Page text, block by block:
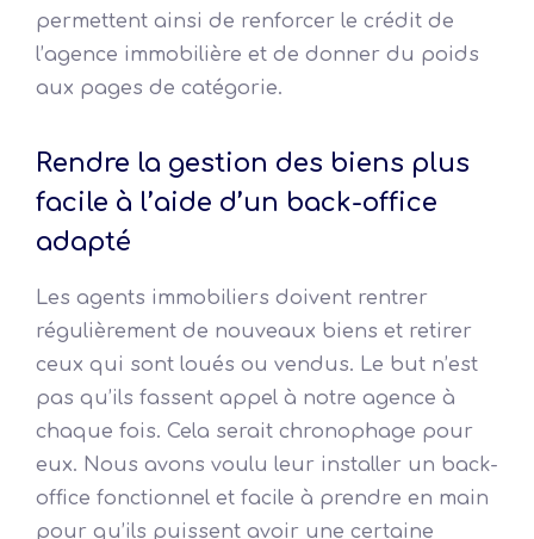
permettent ainsi de renforcer le crédit de
l’agence immobilière et de donner du poids
aux pages de catégorie.
Rendre la gestion des biens plus
facile à l’aide d’un back-office
adapté
Les agents immobiliers doivent rentrer
régulièrement de nouveaux biens et retirer
ceux qui sont loués ou vendus. Le but n’est
pas qu’ils fassent appel à notre agence à
chaque fois. Cela serait chronophage pour
eux. Nous avons voulu leur installer un back-
office fonctionnel et facile à prendre en main
pour qu’ils puissent avoir une certaine